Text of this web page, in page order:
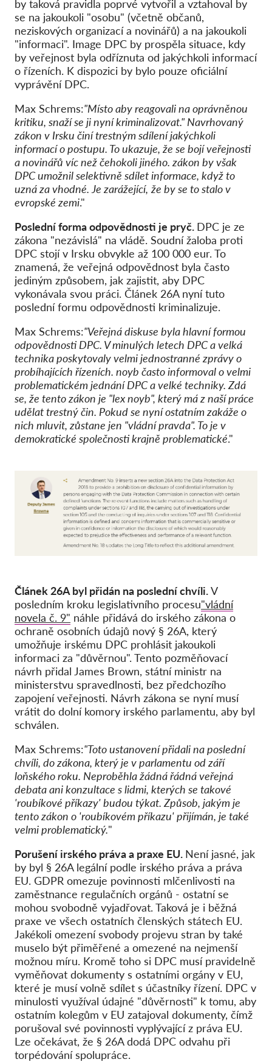
by taková pravidla poprvé vytvořil a vztahoval by
se na jakoukoli "osobu" (včetně občanů,
neziskových organizací a novinářů) a na jakoukoli
"informaci". Image DPC by prospěla situace, kdy
by veřejnost byla odříznuta od jakýchkoli informací
o řízeních. K dispozici by bylo pouze oficiální
vyprávění DPC.
Max Schrems:"Místo aby reagovali na oprávněnou
kritiku, snaží se ji nyní kriminalizovat." Navrhovaný
zákon v Irsku činí trestným sdílení jakýchkoli
informací o postupu. To ukazuje, že se bojí veřejnosti
a novinářů víc než čehokoli jiného. zákon by však
DPC umožnil selektivně sdílet informace, když to
uzná za vhodné. Je zarážející, že by se to stalo v
evropské zemi."
Poslední forma odpovědnosti je pryč. DPC je ze
zákona "nezávislá" na vládě. Soudní žaloba proti
DPC stojí v Irsku obvykle až 100 000 eur. To
znamená, že veřejná odpovědnost byla často
jediným způsobem, jak zajistit, aby DPC
vykonávala svou práci. Článek 26A nyní tuto
poslední formu odpovědnosti kriminalizuje.
Max Schrems:"Veřejná diskuse byla hlavní formou
odpovědnosti DPC. V minulých letech DPC a velká
technika poskytovaly velmi jednostranné zprávy o
probíhajících řízeních. noyb často informoval o velmi
problematickém jednání DPC a velké techniky. Zdá
se, že tento zákon je "lex noyb", který má z naší práce
udělat trestný čin. Pokud se nyní ostatním zakáže o
nich mluvit, zůstane jen "vládní pravda". To je v
demokratické společnosti krajně problematické."
Článek 26A byl přidán na poslední chvíli.V
posledním kroku legislativního procesu"vládní
novela č. 9" náhle přidává do irského zákona o
ochraně osobních údajů nový § 26A, který
umožňuje irskému DPC prohlásit jakoukoli
informaci za "důvěrnou". Tento pozměňovací
návrh přidal James Brown, státní ministr na
ministerstvu spravedlnosti, bez předchozího
zapojení veřejnosti. Návrh zákona se nyní musí
vrátit do dolní komory irského parlamentu, aby byl
schválen.
Max Schrems:"Toto ustanovení přidali na poslední
chvíli, do zákona, který je v parlamentu od září
loňského roku. Neproběhla žádná řádná veřejná
debata ani konzultace s lidmi, kterých se takové
'roubíkové příkazy' budou týkat. Způsob, jakým je
tento zákon o 'roubíkovém příkazu' přijímán, je také
velmi problematický."
Porušení irského práva a praxe EU. Není jasné, jak
by byl § 26A legální podle irského práva a práva
EU. GDPR omezuje povinnosti mlčenlivosti na
zaměstnance regulačních orgánů - ostatní se
mohou svobodně vyjadřovat. Taková je i běžná
praxe ve všech ostatních členských státech EU.
Jakékoli omezení svobody projevu stran by také
muselo být přiměřené a omezené na nejmenší
možnou míru. Kromě toho si DPC musí pravidelně
vyměňovat dokumenty s ostatními orgány v EU,
které je musí volně sdílet s účastníky řízení. DPC v
minulosti využíval údajné "důvěrnosti" k tomu, aby
ostatním kolegům v EU zatajoval dokumenty, čímž
porušoval své povinnosti vyplývající z práva EU.
Lze očekávat, že § 26A dodá DPC odvahu při
torpédování spolupráce.